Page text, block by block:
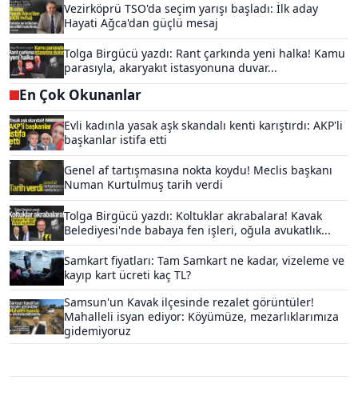
Vezirköprü TSO'da seçim yarışı başladı: İlk aday
Hayati Ağca'dan güçlü mesaj
Tolga Birgücü yazdı: Rant çarkında yeni halka! Kamu
parasıyla, akaryakıt istasyonuna duvar...
En Çok Okunanlar
Evli kadınla yasak aşk skandalı kenti karıştırdı: AKP'li
başkanlar istifa etti
Genel af tartışmasına nokta koydu! Meclis başkanı
Numan Kurtulmuş tarih verdi
Tolga Birgücü yazdı: Koltuklar akrabalara! Kavak
Belediyesi'nde babaya fen işleri, oğula avukatlık...
Samkart fiyatları: Tam Samkart ne kadar, vizeleme ve
kayıp kart ücreti kaç TL?
Samsun'un Kavak ilçesinde rezalet görüntüler!
Mahalleli isyan ediyor: Köyümüze, mezarlıklarımıza
gidemiyoruz